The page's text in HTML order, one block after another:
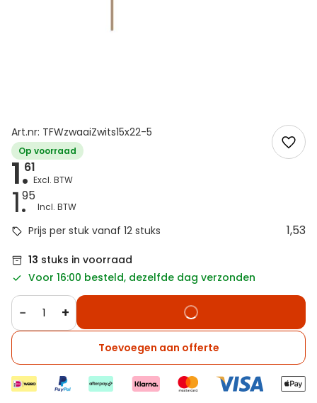
Art.nr: TFWzwaaiZwits15x22-5
Op voorraad
1.61
1.95
Prijs per stuk vanaf 12 stuks 1,53
13 stuks in voorraad
Voor 16:00 besteld, dezelfde dag verzonden
− +
Toevoegen aan offerte